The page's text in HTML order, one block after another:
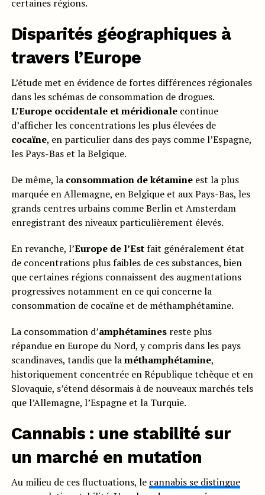
certaines régions.
Disparités géographiques à
travers l’Europe
L’étude met en évidence de fortes différences régionales
dans les schémas de consommation de drogues.
L’Europe occidentale et méridionalecontinue
d’afficher les concentrations les plus élevées de
cocaïne, en particulier dans des pays comme l’Espagne,
les Pays-Bas et la Belgique.
De même, la consommation de kétamineest la plus
marquée en Allemagne, en Belgique et aux Pays-Bas, les
grands centres urbains comme Berlin et Amsterdam
enregistrant des niveaux particulièrement élevés.
En revanche, l’Europe de l’Estfait généralement état
de concentrations plus faibles de ces substances, bien
que certaines régions connaissent des augmentations
progressives notamment en ce qui concerne la
consommation de cocaïne et de méthamphétamine.
La consommation d’amphétaminesreste plus
répandue en Europe du Nord, y compris dans les pays
scandinaves, tandis que laméthamphétamine,
historiquement concentrée en République tchèque et en
Slovaquie, s’étend désormais à de nouveaux marchés tels
que l’Allemagne, l’Espagne et la Turquie.
Cannabis : une stabilité sur
un marché en mutation
Au milieu de ces fluctuations, le cannabis se distingue